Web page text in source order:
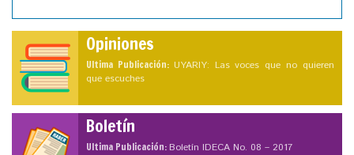
Opiniones
Ultima Publicación: UYARIY: Las voces que no quieren
que escuches
Boletín
Ultima Publicación:Boletín IDECA No. 08 – 2017